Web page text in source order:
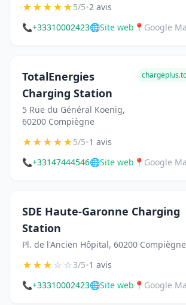
★★★★★5/5•2 avis
📞+33310002423🌐Site web 📍 Google
TotalEnergies
Charging Station
5 Rue du Général Koenig,
60200 Compiègne
★★★★★5/5•1 avis
📞+33147444546🌐Site web 📍 Google
SDE Haute-Garonne Charging
Station
Pl. de l'Ancien Hôpital, 60200 Compiègne
★★★☆☆3/5•1 avis
📞+33310002423🌐Site web 📍 Google